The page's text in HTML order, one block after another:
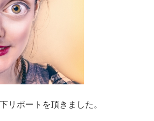
リポートを頂きました。